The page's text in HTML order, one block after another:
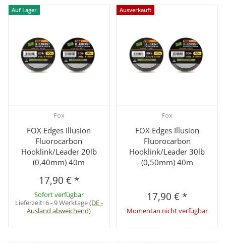
Auf Lager
Fox
FOX Edges Illusion
Fluorocarbon
Hooklink/Leader 20lb
(0,40mm) 40m
17,90 € *
Sofort verfügbar
Lieferzeit:6 - 9 Werktage(DE -
Ausland abweichend)
Ausverkauft
Fox
FOX Edges Illusion
Fluorocarbon
Hooklink/Leader 30lb
(0,50mm) 40m
17,90 € *
Momentan nicht verfügbar